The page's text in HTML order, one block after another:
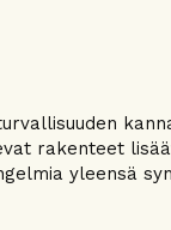
rakenteet
yleensä